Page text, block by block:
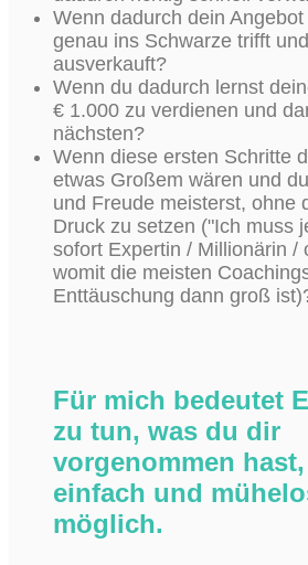
Wenn dadurch dein
genau ins Schwarze trifft
ausverkauft?
Wenn du dadurch lernst
€ 1.000 zu verdienen und
nächsten?
Wenn diese ersten Schritte
etwas Großem wären und
und Freude meisterst, ohne
Druck zu setzen ("Ich muss
sofort Expertin / Millionärin /
womit die meisten
Enttäuschung dann groß
Für mich bedeutet
zu tun, was du dir
vorgenommen
einfach und
möglich.